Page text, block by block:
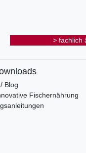
> fachlich
Blog
Fischernährung